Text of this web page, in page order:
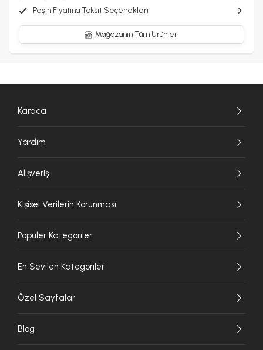
Peşin Fiyatına Taksit Seçenekleri
Mağazanın Tüm Ürünleri
Karaca
Yardım
Alışveriş
Kişisel Verilerin Korunması
Popüler Kategoriler
En Sevilen Kategoriler
Özel Sayfalar
Blog